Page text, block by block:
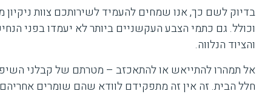
בדיוק לשם כך, אנו שמחים להעמיד לשירותכם צוות ניקיון
וכולל. גם כתמי הצבע העקשניים ביותר לא יעמדו בפני
והציוד הנלווה.
אל תמהרו להתייאש או להתאכזב – מטרתם של קבלני
חלל הבית. זה אין זה מתפקידם לוודא שהם שומרים